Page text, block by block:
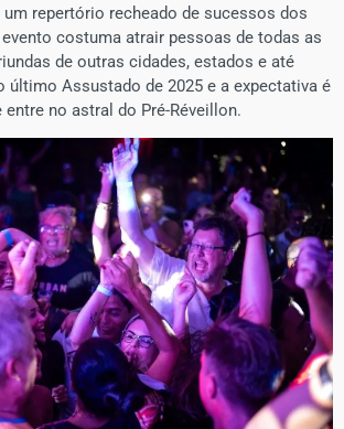
repertório recheado de sucessos dos
evento costuma atrair pessoas de todas as
de outras cidades, estados e até
último Assustado de 2025 e a expectativa é
no astral do Pré-Réveillon.